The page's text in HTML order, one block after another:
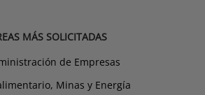
MÁS SOLICITADAS
de Empresas
Minas y Energía